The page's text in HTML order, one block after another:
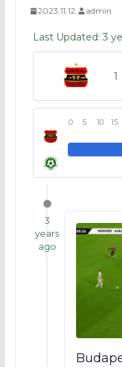
2023.11.12. admin
Last Updated: 3
1
0 5 10 15
3
years
ago